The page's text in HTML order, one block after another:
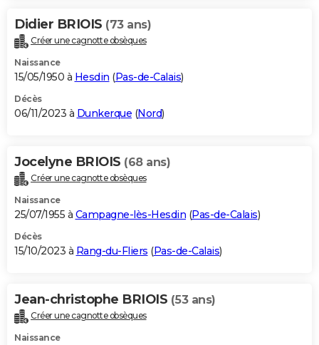
Didier BRIOIS (73 ans)
Créer une cagnotte obsèques
Naissance
15/05/1950 à Hesdin (Pas-de-Calais)
Décès
06/11/2023 à Dunkerque (Nord)
Jocelyne BRIOIS (68 ans)
Créer une cagnotte obsèques
Naissance
25/07/1955 à Campagne-lès-Hesdin (Pas-de-Calais)
Décès
15/10/2023 à Rang-du-Fliers (Pas-de-Calais)
Jean-christophe BRIOIS (53 ans)
Créer une cagnotte obsèques
Naissance